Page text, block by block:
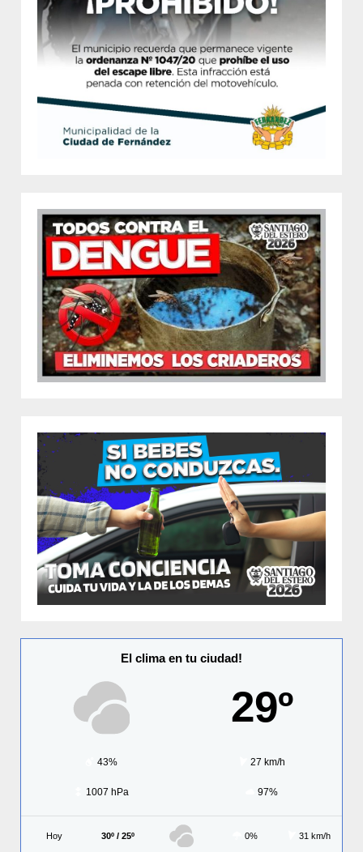
El clima en tu ciudad!
29º
43% 27 km/h
1007 hPa 97%
Hoy 30º / 25º 0% 31 km/h